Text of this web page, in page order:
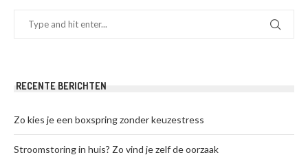
RECENTE BERICHTEN
Zo kies je een boxspring zonder keuzestress
Stroomstoring in huis? Zo vind je zelf de oorzaak